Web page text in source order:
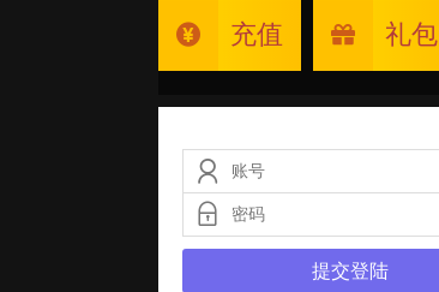
充值 礼包
提交登陆